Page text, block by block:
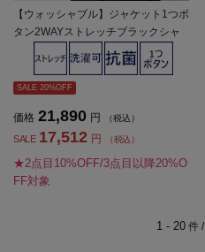
【ウォッシャブル】ジャケット1つボ
タン2WAYストレッチブラックシャ
ドウストライプ通年【レディース】
SALE 20%OFF
価格 21,890 円 （税込）
SALE 17,512 円 （税込）
★2点目10%OFF/3点目以降20%O
FF対象
1 - 20件 /